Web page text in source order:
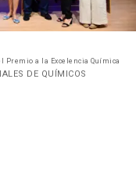
Premio a la Excelencia Química
DE QUÍMICOS